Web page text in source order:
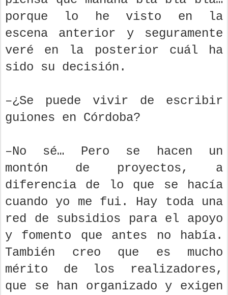
porque lo he visto en la
escena anterior y seguramente
veré en la posterior cuál ha
sido su decisión.
–¿Se puede vivir de escribir
guiones en Córdoba?
–No sé… Pero se hacen un
montón de proyectos, a
diferencia de lo que se hacía
cuando yo me fui. Hay toda una
red de subsidios para el apoyo
y fomento que antes no había.
También creo que es mucho
mérito de los realizadores,
que se han organizado y exigen